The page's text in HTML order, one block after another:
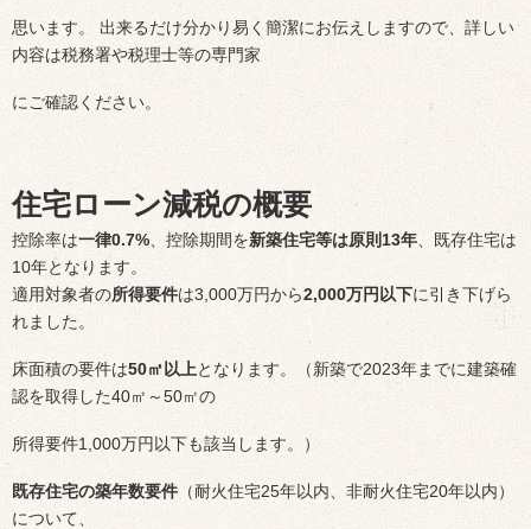
思います。 出来るだけ分かり易く簡潔にお伝えしますので、詳しい
内容は税務署や税理士等の専門家
にご確認ください。
住宅ローン減税の概要
控除率は一律0.7%、控除期間を新築住宅等は原則13年、既存住宅は
10年となります。
適用対象者の所得要件は3,000万円から2,000万円以下に引き下げら
れました。
床面積の要件は50㎡以上となります。（新築で2023年までに建築確
認を取得した40㎡～50㎡の
所得要件1,000万円以下も該当します。）
既存住宅の築年数要件（耐火住宅25年以内、非耐火住宅20年以内）
について、